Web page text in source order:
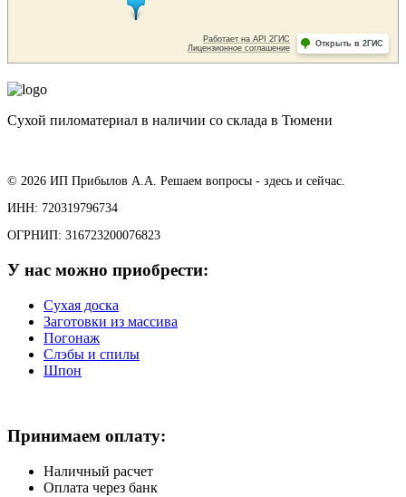
Сухой пиломатериал в наличии со склада в Тюмени
© 2026 ИП Прибылов А.А. Решаем вопросы - здесь и сейчас.
ИНН: 720319796734
ОГРНИП: 316723200076823
У нас можно приобрести:
Сухая доска
Заготовки из массива
Погонаж
Слэбы и спилы
Шпон
Принимаем оплату:
Наличный расчет
Оплата через банк